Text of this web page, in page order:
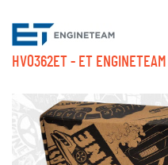
HV0362ET - ET